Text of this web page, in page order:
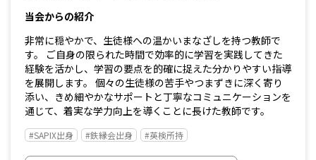
当会からの紹介
非常に穏やかで、生徒様への温かいまなざしを持つ教師で
す。 ご自身の限られた時間で効率的に学習を実践してきた
経験を活かし、学習の要点を的確に捉えた分かりやすい指導
を展開します。 個々の生徒様の苦手やつまずきに深く寄り
添い、きめ細やかなサポートと丁寧なコミュニケーションを
通じて、着実な学力向上を導くことに長けた教師です。
#SAPIX出身 #鉄縁会出身 #英検所持